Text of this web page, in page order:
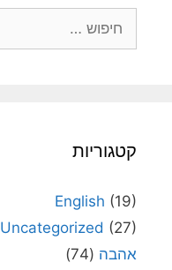
קטגוריות
English (19)
Uncategorized (27)
אהבה (74)